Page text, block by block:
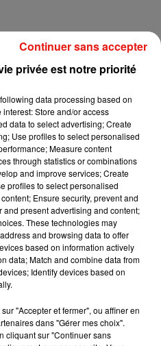
été marquée par
Marwa Loud ou encore
avec le groupe Trois Cafés
quatre de ses
hit,À nos souvenirs. Quelques
la chance, quelques heures
d’une rencontre organisée
République.
avec nos photos officielles.
Deux belles soirées sont
à Blois, et ce samedi
privée est notre priorité
data processing based on
Store and/or access
data to select advertising; Create
Use profiles to select personalised
Measure content
through statistics or combinations
and improve services; Create
profiles to select personalised
Ensure security, prevent and
present advertising and content;
These technologies may
and browsing data to offer
based on information actively
data; Match and combine data from
Identify devices based on
"Accepter et fermer", ou affiner en
dans "Gérer mes choix".
cliquant sur "Continuer sans
Continuer sans accepter